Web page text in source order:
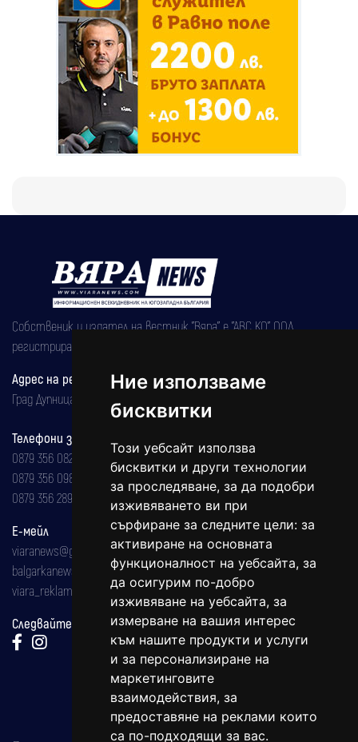
Ние използваме
бисквитки
Този уебсайт използва
бисквитки и други технологии
за проследяване, за да подобри
изживяването ви при
сърфиране за следните цели: за
активиране на основната
функционалност на уебсайта, за
да осигурим по-добро
изживяване на уебсайта, за
измерване на вашия интерес
към нашите продукти и услуги
и за персонализиране на
маркетинговите
взаимодействия, за
предоставяне на реклами които
са по-подходящи за вас.
Собственик и издател на вестник "Вяра" е "АВС КО" ООД,
регистрирана на 08.05.2002 година.
Адрес на редакцията
Град Дупница, ул.''Христо Ботев" 43
Телефони за реклама и абонаменти
0879 356 082
0879 356 098
0879 356 289
Е-мейл
viaranews@gmail.com
balgarkanews@gmail.com
viara_reklama@mail.bg
Следвайте ни: